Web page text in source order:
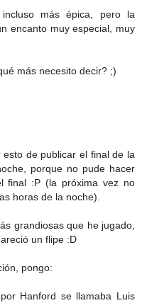
más épica, pero la
encanto muy especial, muy
más necesito decir? ;)
de publicar el final de la
porque no pude hacer
final :P (la próxima vez no
horas de la noche).
grandiosas que he jugado,
un flipe :D
pongo:
Hanford se llamaba Luis